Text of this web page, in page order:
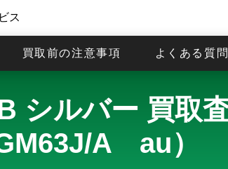
ス
買取前の注意事項 よくある質
シルバー 買取
A au）